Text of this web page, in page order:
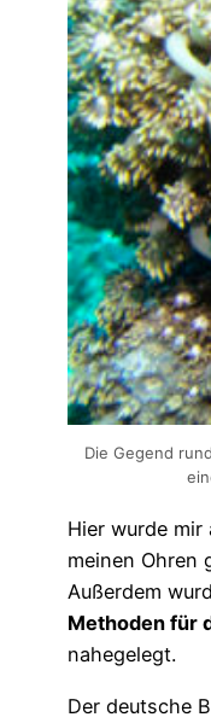
Die Gegend
Hier wurde
meinen Ohren
Außerdem
Methoden für
nahegelegt.
Der deutsche